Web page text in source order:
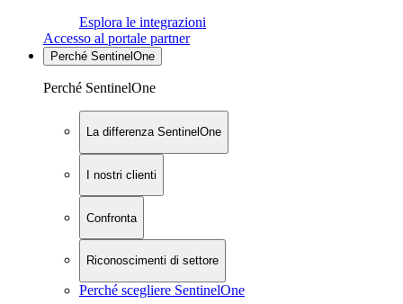
Esplora le integrazioni
Accesso al portale partner
Perché SentinelOne
Perché SentinelOne
La differenza SentinelOne
I nostri clienti
Confronta
Riconoscimenti di settore
Perché scegliere SentinelOne